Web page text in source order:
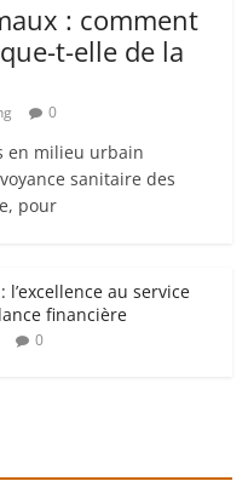
: comment
t-elle de la
0
en milieu urbain
sanitaire des
pour
l’excellence au service
financière
0